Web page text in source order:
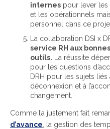
internes pour lever les
et les opérationnels
personnel dans ce
La collaboration DSI x
service RH aux
outils. La réussite
pour les questions
DRH pour les sujets
déconnexion et à
changement.
Comme l’a justement fait
d’avance , la gestion des